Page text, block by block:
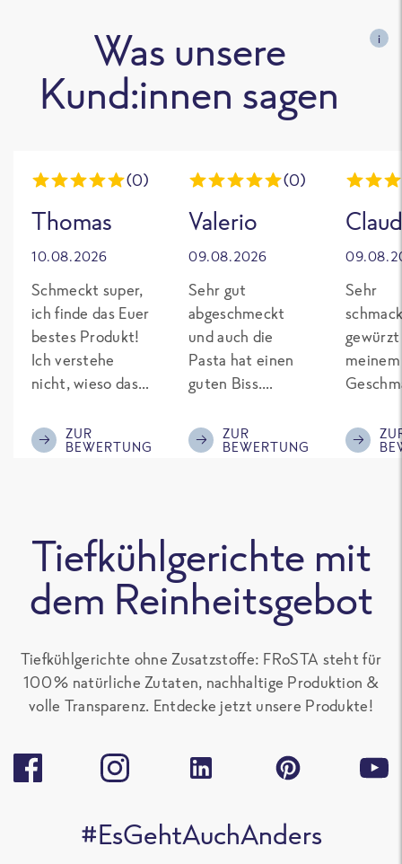
Was unsere
Kund:innen sagen
i
(0)
Thomas
10.08.2026
Schmeckt super,
ich finde das Euer
bestes Produkt!
Ich verstehe
nicht, wieso das
mehr erhältlich
ist!
ZUR
BEWERTUNG
(0)
Valerio
09.08.2026
Sehr gut
abgeschmeckt
und auch die
Pasta hat einen
guten Biss.
ZUR
BEWERTUNG
Sehr
meinem
Menge
'großen
Paprika
gern.
Tiefkühlgerichte mit
dem Reinheitsgebot
Tiefkühlgerichte ohne Zusatzstoffe: FRoSTA steht für
100 % natürliche Zutaten, nachhaltige Produktion &
volle Transparenz. Entdecke jetzt unsere Produkte!
#EsGehtAuchAnders